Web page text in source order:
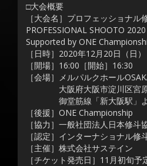
□大会概要
［大会名］プロフェッショナル
PROFESSIONAL SHOOTO
Supported by ONE
［日時］2020年12月20日（日）
［開場］16:00［開始］16:30
［会場］メルパルクホール
大阪府大阪市淀川区宮原
御堂筋線「新大阪駅」よ
［後援］ONE Championship
［協力］一般社団法人日本修斗
［認定］インターナショナル修
［主催］株式会社サステイン
［チケット発売日］11月初旬予